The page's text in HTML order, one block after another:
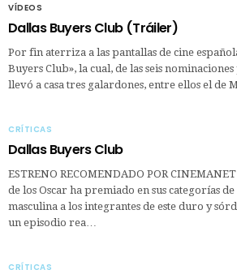
VÍDEOS
Dallas Buyers Club (Tráiler)
Por fin aterriza a las pantallas de cine
Buyers Club», la cual, de las seis
llevó a casa tres galardones, entre ellos el de
CRÍTICAS
Dallas Buyers Club
ESTRENO RECOMENDADO POR
de los Oscar ha premiado en sus categorías
masculina a los integrantes de este duro y
un episodio rea…
CRÍTICAS